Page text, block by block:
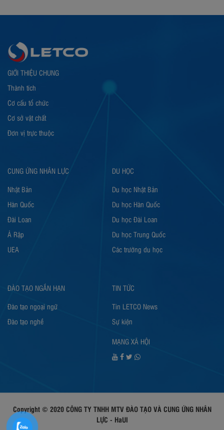
GIỚI THIỆU CHUNG
Thành tích
Cơ cấu tổ chức
Cơ sở vật chất
Đơn vị trực thuộc
CUNG ỨNG NHÂN LỰC
Nhật Bản
Hàn Quốc
Đài Loan
Ả Rập
UEA
DU HỌC
Du học Nhật Bản
Du học Hàn Quốc
Du học Đài Loan
Du học Trung Quốc
Các trường du học
ĐÀO TẠO NGẮN HẠN
Đào tạo ngoại ngữ
Đào tạo nghề
TIN TỨC
Tin LETCO News
Sự kiện
MẠNG XÃ HỘI
Copyright © 2020 CÔNG TY TNHH MTV ĐÀO TẠO VÀ CUNG ỨNG NHÂN
LỰC - HaUI